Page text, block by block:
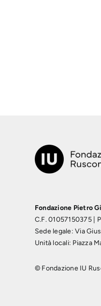
Fondazione Pietro
C.F. 01057150375 |
Sede legale: Via
Unità locali: Piazza
© Fondazione IU